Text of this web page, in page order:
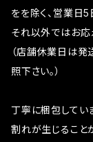
をを除く、営業日5
それ以外ではお応
（店舗休業日は発
照下さい。）
丁寧に梱包してい
割れが生じること